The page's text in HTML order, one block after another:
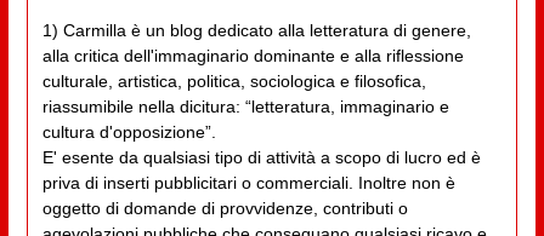
1) Carmilla è un blog dedicato alla letteratura di genere,
alla critica dell'immaginario dominante e alla riflessione
culturale, artistica, politica, sociologica e filosofica,
riassumibile nella dicitura: “letteratura, immaginario e
cultura d'opposizione”.
E' esente da qualsiasi tipo di attività a scopo di lucro ed è
priva di inserti pubblicitari o commerciali. Inoltre non è
oggetto di domande di provvidenze, contributi o